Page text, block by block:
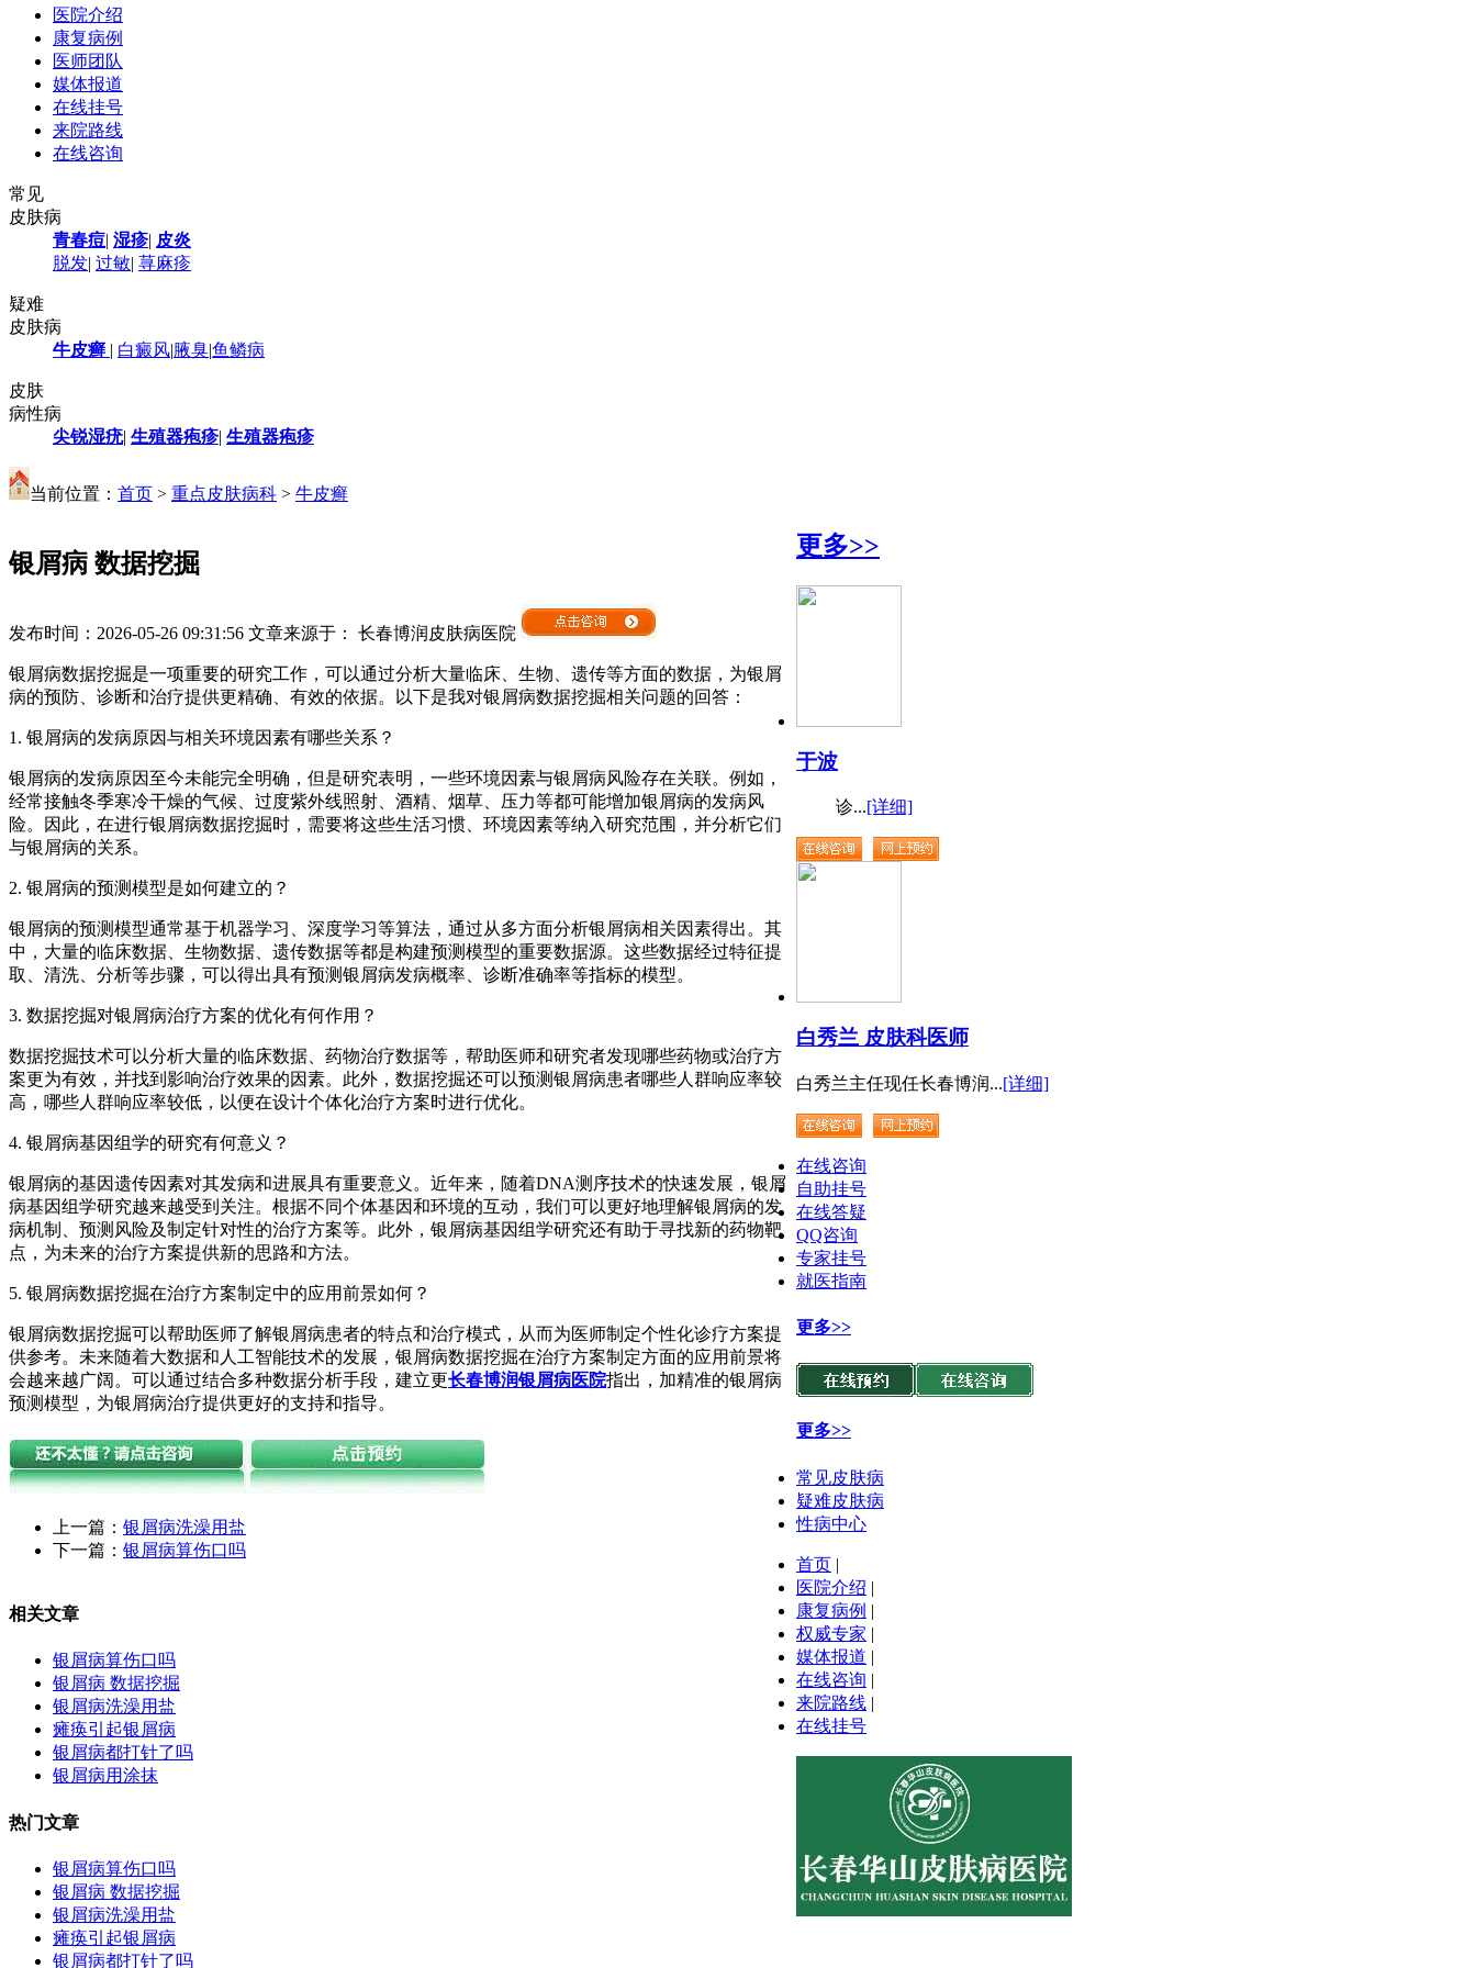
医院介绍
康复病例
医师团队
媒体报道
在线挂号
来院路线
在线咨询
常见
皮肤病
青春痘| 湿疹| 皮炎
脱发| 过敏| 荨麻疹
疑难
皮肤病
牛皮癣 | 白癜风|腋臭|鱼鳞病
皮肤
病性病
尖锐湿疣| 生殖器疱疹| 生殖器疱疹
当前位置： 首页 > 重点皮肤病科 > 牛皮癣
银屑病 数据挖掘
发布时间：2026-05-26 09:31:56 文章来源于： 长春博润皮肤病医院
银屑病数据挖掘是一项重要的研究工作，可以通过分析大量临床、生物、遗传等方面的数据，为银屑
病的预防、诊断和治疗提供更精确、有效的依据。以下是我对银屑病数据挖掘相关问题的回答：
1. 银屑病的发病原因与相关环境因素有哪些关系？
银屑病的发病原因至今未能完全明确，但是研究表明，一些环境因素与银屑病风险存在关联。例如，
经常接触冬季寒冷干燥的气候、过度紫外线照射、酒精、烟草、压力等都可能增加银屑病的发病风
险。因此，在进行银屑病数据挖掘时，需要将这些生活习惯、环境因素等纳入研究范围，并分析它们
与银屑病的关系。
2. 银屑病的预测模型是如何建立的？
银屑病的预测模型通常基于机器学习、深度学习等算法，通过从多方面分析银屑病相关因素得出。其
中，大量的临床数据、生物数据、遗传数据等都是构建预测模型的重要数据源。这些数据经过特征提
取、清洗、分析等步骤，可以得出具有预测银屑病发病概率、诊断准确率等指标的模型。
3. 数据挖掘对银屑病治疗方案的优化有何作用？
数据挖掘技术可以分析大量的临床数据、药物治疗数据等，帮助医师和研究者发现哪些药物或治疗方
案更为有效，并找到影响治疗效果的因素。此外，数据挖掘还可以预测银屑病患者哪些人群响应率较
高，哪些人群响应率较低，以便在设计个体化治疗方案时进行优化。
4. 银屑病基因组学的研究有何意义？
银屑病的基因遗传因素对其发病和进展具有重要意义。近年来，随着DNA测序技术的快速发展，银屑
病基因组学研究越来越受到关注。根据不同个体基因和环境的互动，我们可以更好地理解银屑病的发
病机制、预测风险及制定针对性的治疗方案等。此外，银屑病基因组学研究还有助于寻找新的药物靶
点，为未来的治疗方案提供新的思路和方法。
5. 银屑病数据挖掘在治疗方案制定中的应用前景如何？
银屑病数据挖掘可以帮助医师了解银屑病患者的特点和治疗模式，从而为医师制定个性化诊疗方案提
供参考。未来随着大数据和人工智能技术的发展，银屑病数据挖掘在治疗方案制定方面的应用前景将
会越来越广阔。可以通过结合多种数据分析手段，建立更长春博润银屑病医院指出，加精准的银屑病
预测模型，为银屑病治疗提供更好的支持和指导。
上一篇： 银屑病洗澡用盐
下一篇： 银屑病算伤口吗
相关文章
银屑病算伤口吗
银屑病 数据挖掘
银屑病洗澡用盐
瘫痪引起银屑病
银屑病都打针了吗
银屑病用涂抹
热门文章
银屑病算伤口吗
银屑病 数据挖掘
银屑病洗澡用盐
瘫痪引起银屑病
银屑病都打针了吗
更多>>
于波
诊...[详细]
白秀兰 皮肤科医师
白秀兰主任现任长春博润...[详细]
在线咨询
自助挂号
在线答疑
QQ咨询
专家挂号
就医指南
更多>>
更多>>
常见皮肤病
疑难皮肤病
性病中心
首页 |
医院介绍 |
康复病例 |
权威专家 |
媒体报道 |
在线咨询 |
来院路线 |
在线挂号